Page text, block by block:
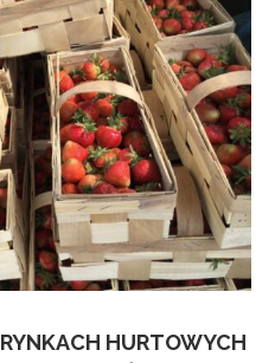
HURTOWYCH